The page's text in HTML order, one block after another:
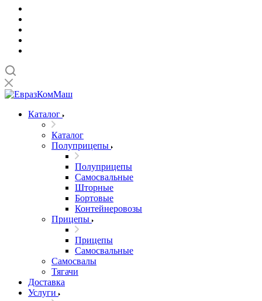
Каталог
Каталог
Полуприцепы
Полуприцепы
Самосвальные
Шторные
Бортовые
Контейнеровозы
Прицепы
Прицепы
Самосвальные
Самосвалы
Тягачи
Доставка
Услуги